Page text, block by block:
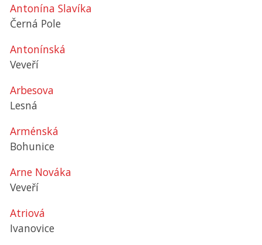
Antonína Slavíka
Černá Pole
Antonínská
Veveří
Arbesova
Lesná
Arménská
Bohunice
Arne Nováka
Veveří
Atriová
Ivanovice